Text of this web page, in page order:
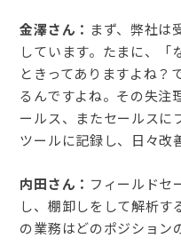
金澤さん： まず、弊社は
しています。たまに、「
ときってありますよね？
るんですよね。その失注
ールス、またセールスに
ツールに記録し、日々改
内田さん： フィールドセ
し、棚卸しをして解析す
の業務はどのポジション